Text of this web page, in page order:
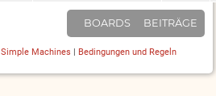
BOARDS BEITRÄGE
Simple Machines Bedingungen und Regeln